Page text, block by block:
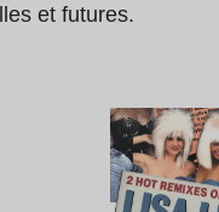
et futures.